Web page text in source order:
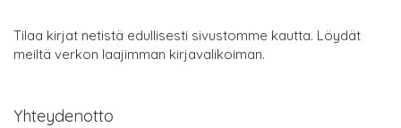
Tilaa kirjat netistä edullisesti sivustomme kautta. Löydät
meiltä verkon laajimman kirjavalikoiman.
Yhteydenotto